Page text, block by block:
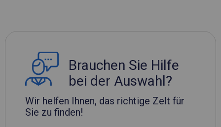
Brauchen Sie Hilfe
bei der Auswahl?
Wir helfen Ihnen, das richtige Zelt für
Sie zu finden!